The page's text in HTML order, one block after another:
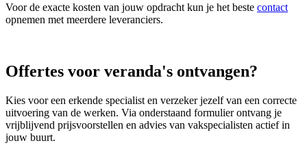
Voor de exacte kosten van jouw opdracht kun je het beste contact
opnemen met meerdere leveranciers.
Offertes voor veranda's ontvangen?
Kies voor een erkende specialist en verzeker jezelf van een correcte
uitvoering van de werken. Via onderstaand formulier ontvang je
vrijblijvend prijsvoorstellen en advies van vakspecialisten actief in
jouw buurt.